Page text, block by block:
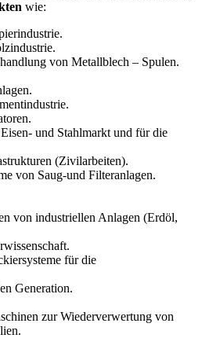
wie:
von Metallblech – Spulen.
und Stahlmarkt und für die
(Zivilarbeiten).
von Saug-und Filteranlagen.
von industriellen Anlagen (Erdöl,
für die
Generation.
zur Wiederverwertung von